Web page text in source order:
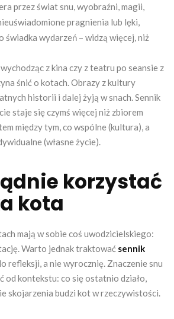
przez świat snu, wyobraźni, magii,
pragnienia lub lęki,
świadka wydarzeń – widzą więcej, niż
z kina czy z teatru po seansie z
śnić o kotach. Obrazy z kultury
historii i dalej żyją w snach. Sennik
staje się czymś więcej niż zbiorem
między tym, co wspólne (kultura), a
(własne życie).
korzystać
kota
mają w sobie coś uwodzicielskiego:
Warto jednak traktować sennik
refleksji, a nie wyrocznię. Znaczenie snu
od kontekstu: co się ostatnio działo,
skojarzenia budzi kot w rzeczywistości.